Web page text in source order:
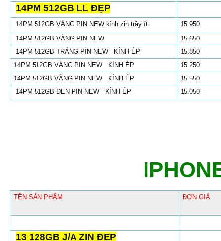
14PM 512GB LL ĐẸP
14PM 512GB VÀNG PIN NEW kính zin trầy ít
15.950
14PM 512GB VÀNG PIN NEW
15.650
14PM 512GB TRẮNG PIN NEW KÍNH ÉP
15.850
14PM 512GB VÀNG PIN NEW KÍNH ÉP
15.250
14PM 512GB VÀNG PIN NEW KÍNH ÉP
15.550
14PM 512GB ĐEN PIN NEW KÍNH ÉP
15.050
TÊN SẢN PHẨM ĐƠN GIÁ
13 128GB J/A ZIN ĐẸP